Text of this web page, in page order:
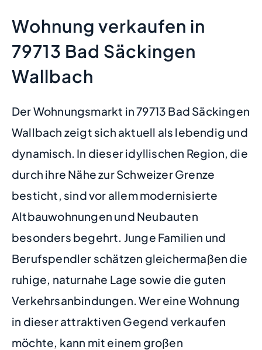
Wohnung verkaufen in
79713 Bad Säckingen
Wallbach
Der Wohnungsmarkt in 79713 Bad Säckingen
Wallbach zeigt sich aktuell als lebendig und
dynamisch. In dieser idyllischen Region, die
durch ihre Nähe zur Schweizer Grenze
besticht, sind vor allem modernisierte
Altbauwohnungen und Neubauten
besonders begehrt. Junge Familien und
Berufspendler schätzen gleichermaßen die
ruhige, naturnahe Lage sowie die guten
Verkehrsanbindungen. Wer eine Wohnung
in dieser attraktiven Gegend verkaufen
möchte, kann mit einem großen